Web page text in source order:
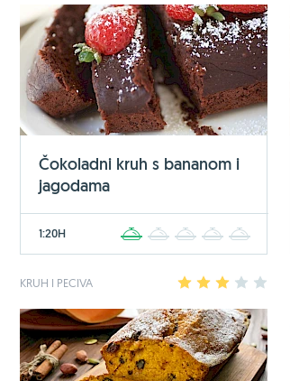
Čokoladni kruh s bananom i
jagodama
1:20H 2 3 4
KRUH I PECIVA 2 3 4